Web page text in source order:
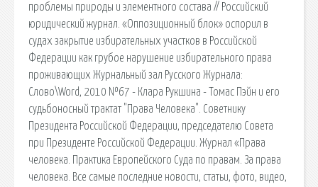
проблемы природы и элементного состава // Российский
юридический журнал. «Оппозиционный блок» оспорил в
судах закрытие избирательных участков в Российской
Федерации как грубое нарушение избирательного права
проживающих Журнальный зал Русского Журнала:
Слово\Word, 2010 №67 - Клара Рукшина - Томас Пэйн и его
судьбоносный трактат "Права Человека". Советнику
Президента Российской Федерации, председателю Совета
при Президенте Российской Федерации. Журнал «Права
человека. Практика Европейского Суда по правам. За права
человека. Все самые последние новости, статьи, фото, видео,